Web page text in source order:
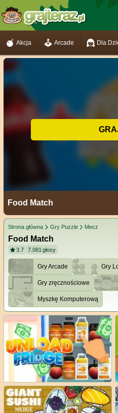
Akcja Arcade Dla
Food Match
Strona główna Gry Puzzle Mecz
Food Match
3.7 7.081głosy
Gry Arcade Gry
Gry zręcznościowe
Myszkę Komputerową